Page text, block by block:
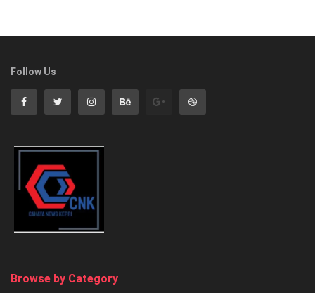
Follow Us
Browse by Category